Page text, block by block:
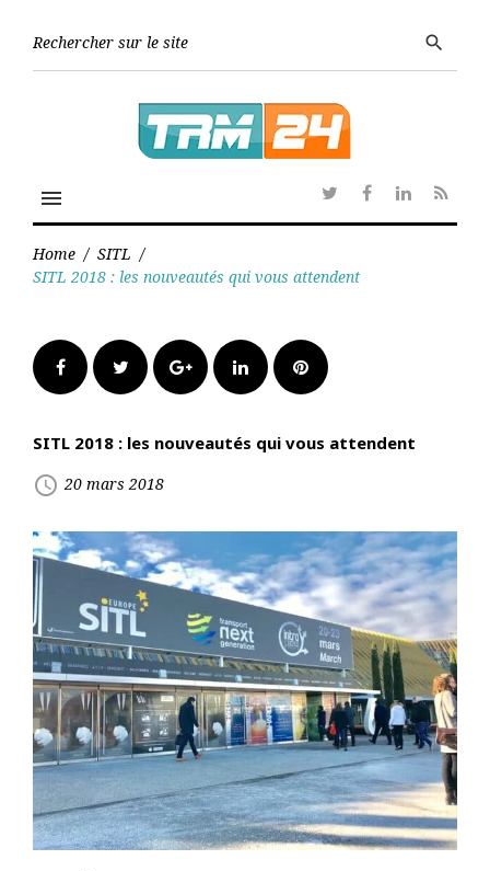
search
menu
TwitterFacebook
Linkedin
RSS
Home / SITL /
SITL 2018 : les nouveautés qui vous attendent
FacebookTwitter Google+LinkedInPinterest
SITL 2018 : les nouveautés qui vous attendent
access_time 20 mars 2018